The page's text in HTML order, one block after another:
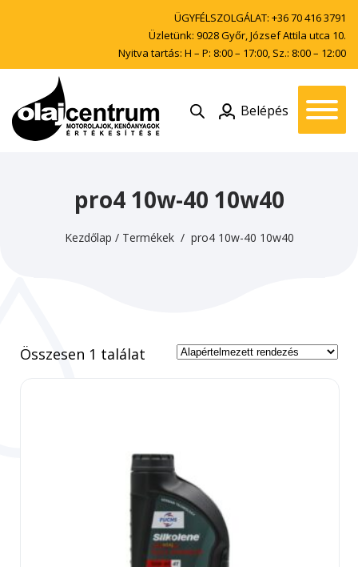
ÜGYFÉLSZOLGÁLAT: +36 70 416 3791
Üzletünk: 9028 Győr, József Attila utca 10.
Nyitva tartás: H – P: 8:00 – 17:00, Sz.: 8:00 – 12:00
Belépés
pro4 10w-40 10w40
Kezdőlap / Termékek/ pro4 10w-40 10w40
Összesen 1 találat